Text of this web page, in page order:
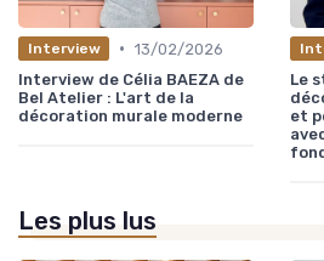
Interview • 13/02/2026
Interview de Célia BAEZA de
Bel Atelier : L'art de la
décoration murale moderne
Le
et
Les plus lus